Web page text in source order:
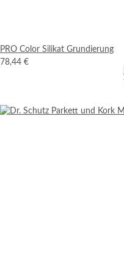
PRO Color Silikat Grundierung
78,44 €